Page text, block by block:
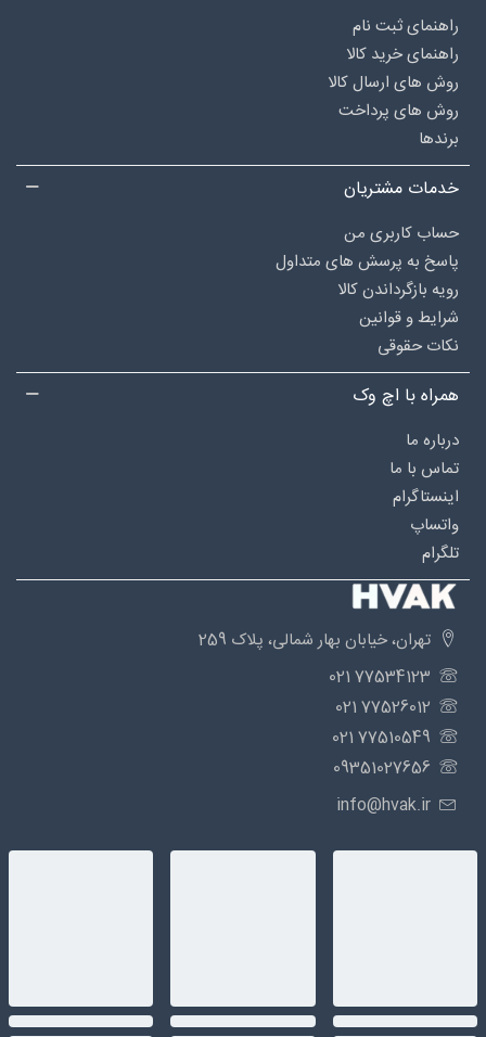
راهنمای ثبت نام
راهنمای خرید کالا
روش های ارسال کالا
روش های پرداخت
برندها
خدمات مشتریان
حساب کاربری من
پاسخ به پرسش های متداول
رویه بازگرداندن کالا
شرایط و قوانین
نکات حقوقی
همراه با اچ وک
درباره‌ ما
تماس با ما
اینستاگرام
واتساپ
تلگرام
تهران، خیابان بهار شمالی، پلاک 259
77534123 021
77526012 021
77510549 021
09351027656
info@hvak.ir